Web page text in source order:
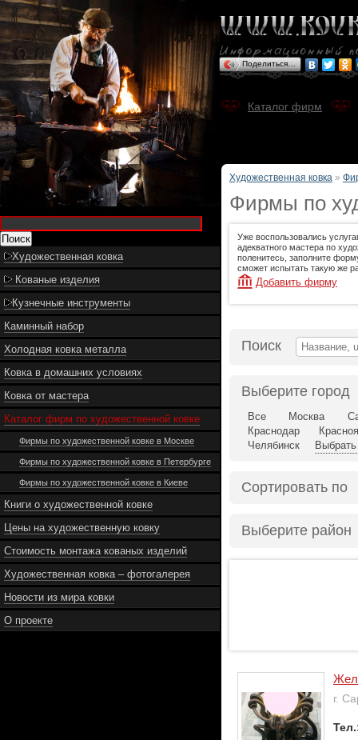
Художественная ковка
Кованые изделия
Кузнечные инструменты
Каминный набор
Холодная ковка металла
Ковка в домашних условиях
Ковка от мастера
Каталог фирм по художественной ковке
Фирмы по художественной ковке в Москве
Фирмы по художественной ковке в Петербурге
Фирмы по художественной ковке в Киеве
Книги о художественной ковке
Цены на художественную ковку
Стоимость монтажа кованых изделий
Художественная ковка – фотогалерея
Новости из мира ковки
О проекте
Поделиться…
Каталог фирм
Художественная ковка »
Фирмы по
Уже воспользовались
адекватного мастера по
поленитесь, заполните
сможет испытать такую же
Добавить фирму
Поиск
Выберите город
Все Москва
Краснодар
Челябинск
Сортировать по
Выберите район
г.